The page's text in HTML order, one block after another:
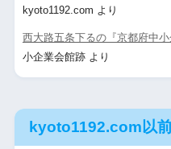
kyoto1192.com より
西大路五条下るの『京都府中
小企業会館跡より
kyoto1192.com以